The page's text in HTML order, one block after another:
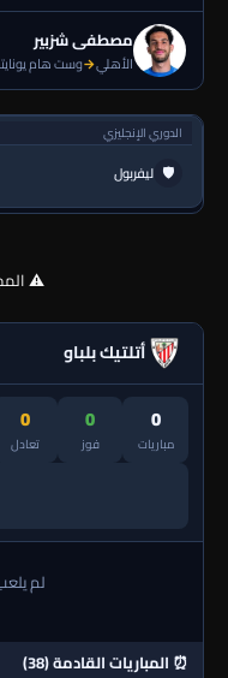
مصطفى شزبير
الأهلي→وست هام
الدوري الإنجليزي
🛡 ليفربول
⚠️
أتلتيك بلباو
0
مباريات
0
فوز
0
تعادل
لم
⏰ المباريات القادمة (38)